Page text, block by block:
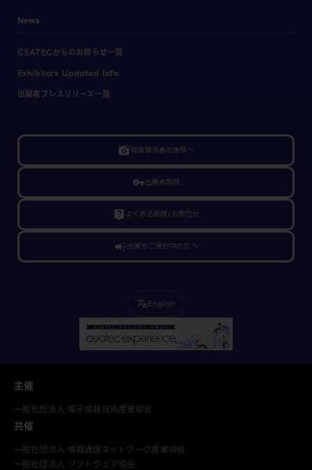
News
CEATECからのお知らせ一覧
Exhibitors Updated Info
出展者プレスリリース一覧
linked_camera報道関係者の皆様へ
vpn_key出展者専用
live_help よくある質問/お問合せ
campaign出展をご検討中の方へ
translateEnglish
主催
一般社団法人 電子情報技術産業協会
共催
一般社団法人 情報通信ネットワーク産業協会
一般社団法人 ソフトウェア協会